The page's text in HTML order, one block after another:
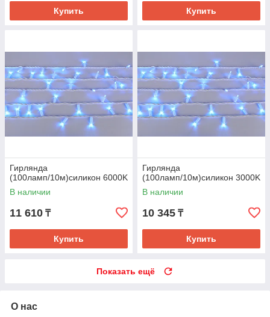
Купить Купить
Гирлянда
(100ламп/10м)силикон 6000K
В наличии
11 610 ₸
Купить
Гирлянда
(100ламп/10м)силикон 3000K
В наличии
10 345 ₸
Купить
Показать ещё
О нас